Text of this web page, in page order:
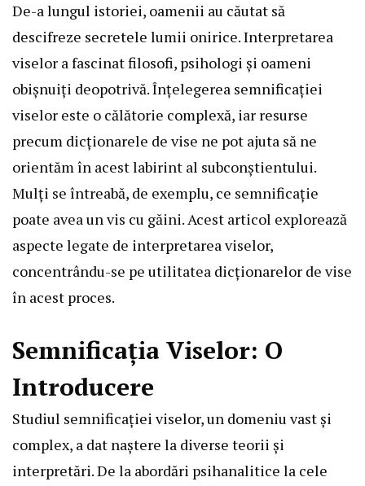
De-a lungul istoriei, oamenii au căutat să
descifreze secretele lumii onirice. Interpretarea
viselor a fascinat filosofi, psihologi și oameni
obișnuiți deopotrivă. Înțelegerea semnificației
viselor este o călătorie complexă, iar resurse
precum dicționarele de vise ne pot ajuta să ne
orientăm în acest labirint al subconștientului.
Mulți se întreabă, de exemplu, ce semnificație
poate avea un vis cu găini. Acest articol explorează
aspecte legate de interpretarea viselor,
concentrându-se pe utilitatea dicționarelor de vise
în acest proces.
Semnificația Viselor: O
Introducere
Studiul semnificației viselor, un domeniu vast și
complex, a dat naștere la diverse teorii și
interpretări. De la abordări psihanalitice la cele